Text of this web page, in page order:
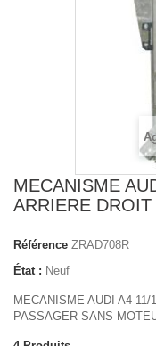
MECANISME
ARRIERE
Référence ZRAD708R
État : Neuf
MECANISME AUDI A4
PASSAGER SANS